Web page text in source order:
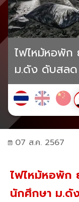
ไฟไหม้หอพัก
ม.ดัง ดับสลด
07 ส.ค. 2567
ไฟไหม้หอพัก
นักศึกษา ม.ดั